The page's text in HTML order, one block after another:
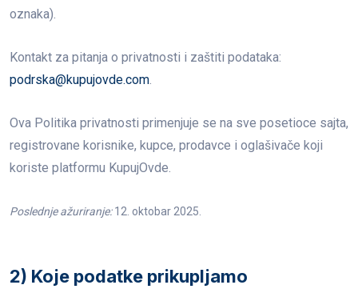
oznaka).
Kontakt za pitanja o privatnosti i zaštiti podataka:
podrska@kupujovde.com.
Ova Politika privatnosti primenjuje se na sve posetioce sajta,
registrovane korisnike, kupce, prodavce i oglašivače koji
koriste platformu KupujOvde.
Poslednje ažuriranje:12. oktobar 2025.
2) Koje podatke prikupljamo